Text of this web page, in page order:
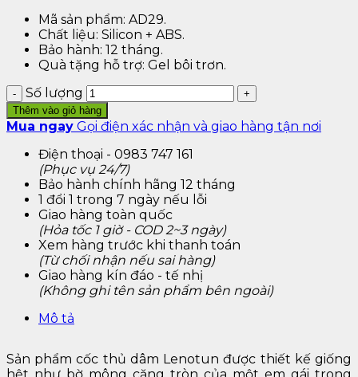
Mã sản phẩm: AD29.
Chất liệu: Silicon + ABS.
Bảo hành: 12 tháng.
Quà tặng hỗ trợ: Gel bôi trơn.
Số lượng
Thêm vào giỏ hàng
Mua ngay Gọi điện xác nhận và giao hàng tận nơi
Điện thoại - 0983 747 161
(Phục vụ 24/7)
Bảo hành chính hãng 12 tháng
1 đổi 1 trong 7 ngày nếu lỗi
Giao hàng toàn quốc
(Hỏa tốc 1 giờ - COD 2~3 ngày)
Xem hàng trước khi thanh toán
(Từ chối nhận nếu sai hàng)
Giao hàng kín đáo - tế nhị
(Không ghi tên sản phẩm bên ngoài)
Mô tả
Sản phẩm cốc thủ dâm Lenotun được thiết kế giống